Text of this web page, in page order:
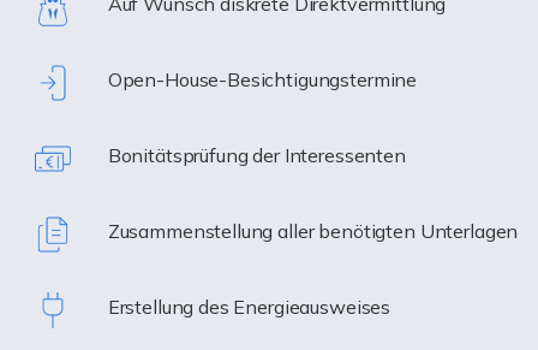
Open-House-Besichtigungstermine
Bonitätsprüfung der Interessenten
Zusammenstellung aller benötigten Unterlagen
Erstellung des Energieausweises